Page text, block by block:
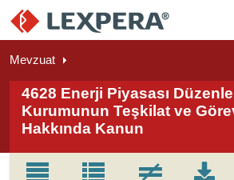
Mevzuat
4628 Enerji Piyasası
Kurumunun Teşkilat ve
Hakkında Kanun